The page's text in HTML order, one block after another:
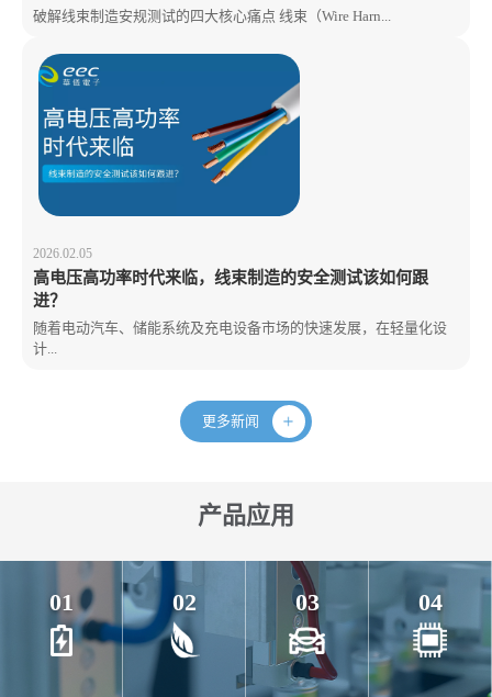
破解线束制造安规测试的四大核心痛点 线束（Wire Harn...
2026.02.05
高电压高功率时代来临，线束制造的安全测试该如何跟
进？
随着电动汽车、储能系统及充电设备市场的快速发展，在轻量化设
计...
更多新闻
产品应用
01 02 03 04